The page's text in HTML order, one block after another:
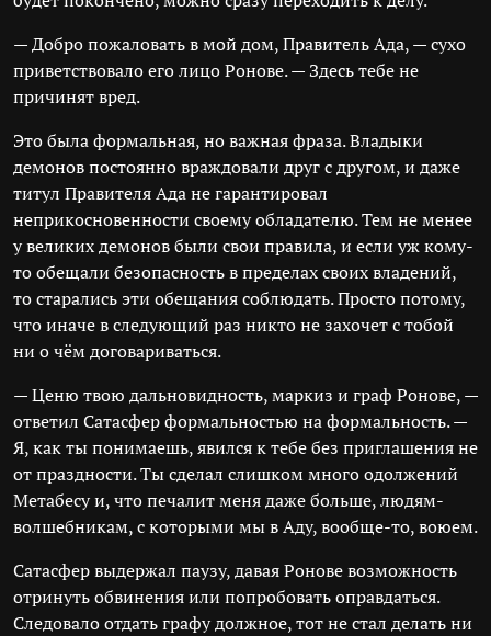
— Добро пожаловать в мой дом, Правитель Ада, — сухо
приветствовало его лицо Ронове. — Здесь тебе не
причинят вред.
Это была формальная, но важная фраза. Владыки
демонов постоянно враждовали друг с другом, и даже
титул Правителя Ада не гарантировал
неприкосновенности своему обладателю. Тем не менее
у великих демонов были свои правила, и если уж кому-
то обещали безопасность в пределах своих владений,
то старались эти обещания соблюдать. Просто потому,
что иначе в следующий раз никто не захочет с тобой
ни о чём договариваться.
— Ценю твою дальновидность, маркиз и граф Ронове, —
ответил Сатасфер формальностью на формальность. —
Я, как ты понимаешь, явился к тебе без приглашения не
от праздности. Ты сделал слишком много одолжений
Метабесу и, что печалит меня даже больше, людям-
волшебникам, с которыми мы в Аду, вообще-то, воюем.
Сатасфер выдержал паузу, давая Ронове возможность
отринуть обвинения или попробовать оправдаться.
Следовало отдать графу должное, тот не стал делать ни